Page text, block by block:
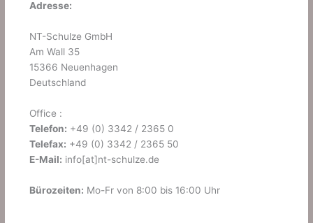
Adresse:
NT-Schulze GmbH
Am Wall 35
15366 Neuenhagen
Deutschland
Office :
Telefon: +49 (0) 3342 / 2365 0
Telefax: +49 (0) 3342 / 2365 50
E-Mail: info[at]nt-schulze.de
Bürozeiten: Mo-Fr von 8:00 bis 16:00 Uhr